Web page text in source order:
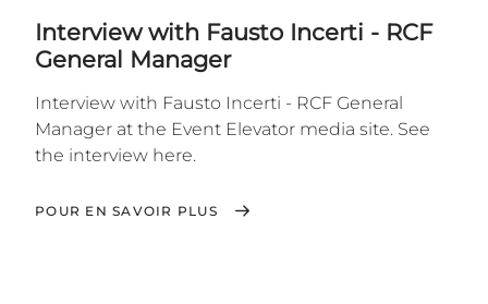
Interview with Fausto Incerti - RCF
General Manager
Interview with Fausto Incerti - RCF General
Manager at the Event Elevator media site. See
the interview here.
POUR EN SAVOIR PLUS